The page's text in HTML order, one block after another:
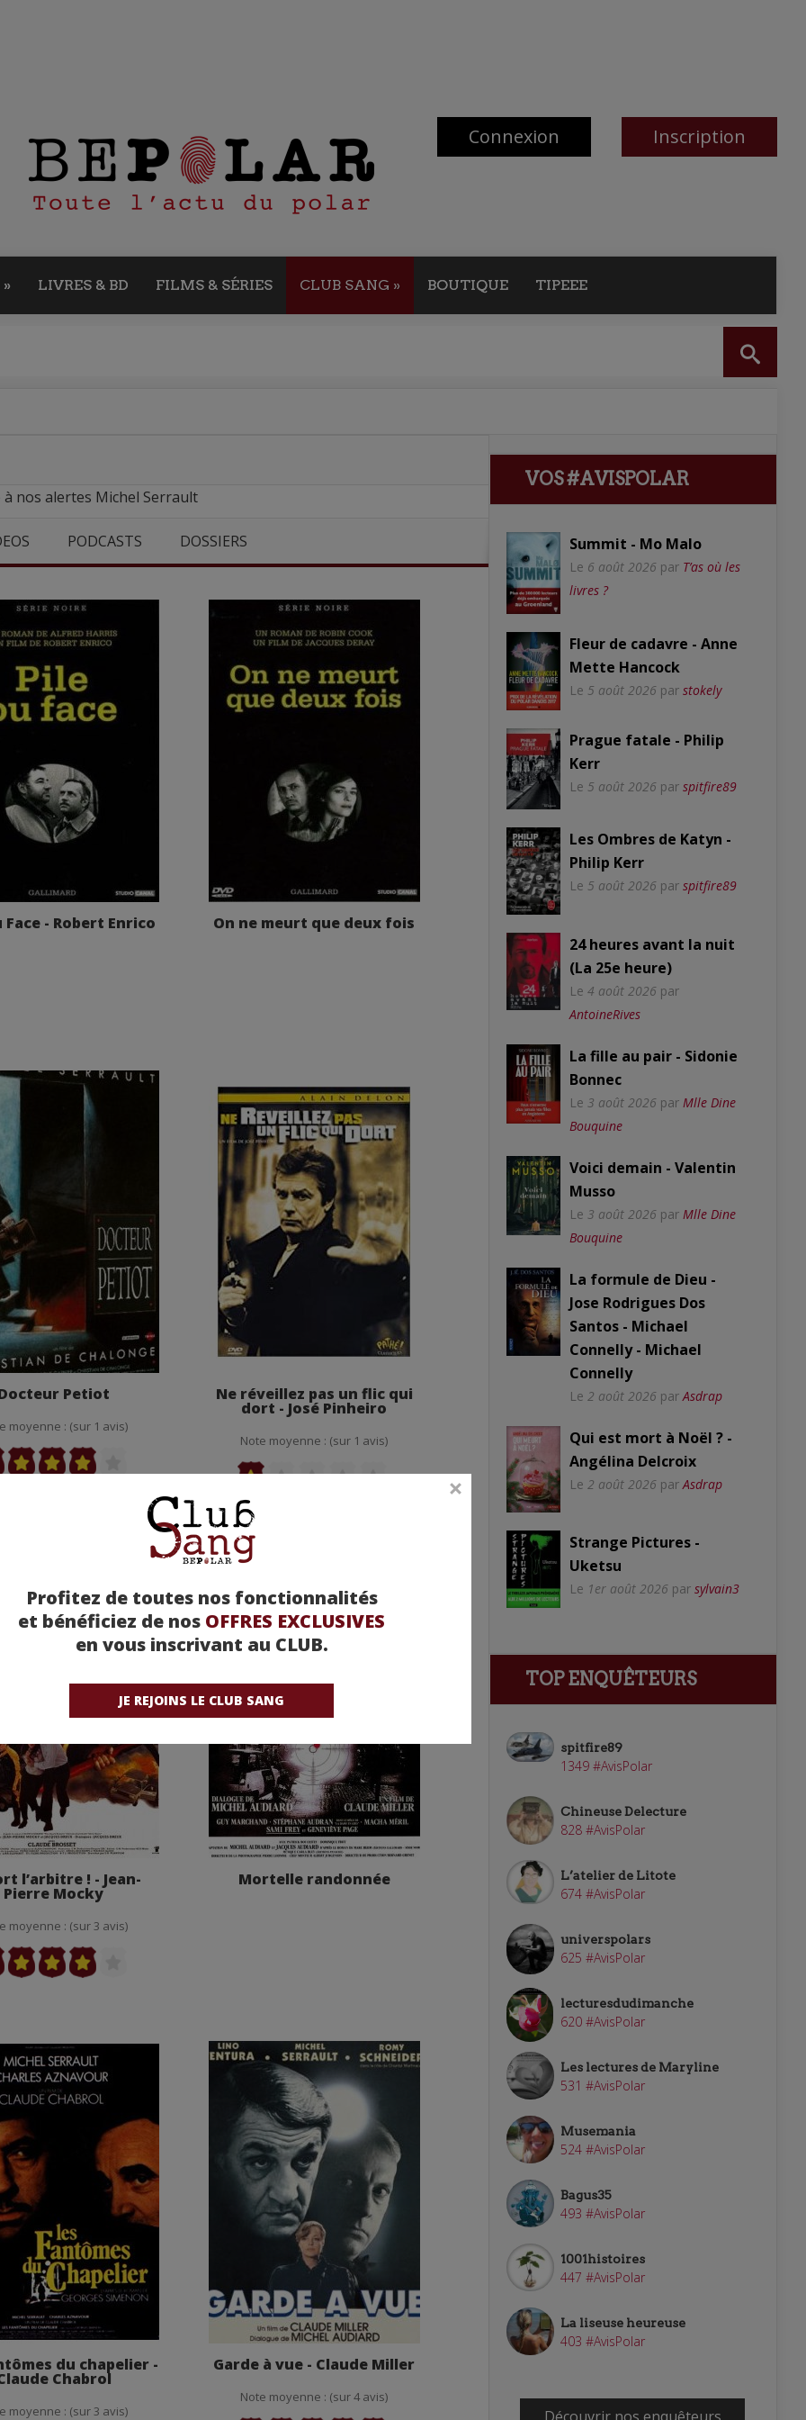
Connexion Inscription
» LIVRES & BD FILMS & SÉRIES CLUB SANG » BOUTIQUE TIPEEE
Profitez de toutes nos fonctionnalités
et bénéficiez de nos OFFRES EXCLUSIVES
en vous inscrivant au CLUB.
JE REJOINS LE CLUB SANG
nos alertes Michel Serrault
PODCASTS DOSSIERS
Face - Robert Enrico On ne meurt que deux fois
Petiot
moyenne : (sur 1 avis)
Ne réveillez pas un flic qui
dort - José Pinheiro
Note moyenne : (sur 1 avis)
l’arbitre ! - Jean-
Pierre Mocky
moyenne : (sur 3 avis)
Mortelle randonnée
du chapelier -
Chabrol
moyenne : (sur 3 avis)
Garde à vue - Claude Miller
Note moyenne : (sur 4 avis)
VOS #AVISPOLAR
Summit - Mo Malo
Le 6 août 2026 par T’as où les
livres ?
Fleur de cadavre - Anne
Mette Hancock
Le 5 août 2026 par stokely
Prague fatale - Philip
Kerr
Le 5 août 2026 par spitfire89
Les Ombres de Katyn -
Philip Kerr
Le 5 août 2026 par spitfire89
24 heures avant la nuit
(La 25e heure)
Le 4 août 2026 par
AntoineRives
La fille au pair - Sidonie
Bonnec
Le 3 août 2026 par Mlle Dine
Bouquine
Voici demain - Valentin
Musso
Le 3 août 2026 par Mlle Dine
Bouquine
La formule de Dieu -
Jose Rodrigues Dos
Santos - Michael
Connelly - Michael
Connelly
Le 2 août 2026 par Asdrap
Qui est mort à Noël ? -
Angélina Delcroix
Le 2 août 2026 par Asdrap
Strange Pictures -
Uketsu
Le 1er août 2026 par sylvain3
TOP ENQUÊTEURS
spitfire89
1349 #AvisPolar
Chineuse Delecture
828 #AvisPolar
L’atelier de Litote
674 #AvisPolar
universpolars
625 #AvisPolar
lecturesdudimanche
620 #AvisPolar
Les lectures de Maryline
531 #AvisPolar
Musemania
524 #AvisPolar
Bagus35
493 #AvisPolar
1001histoires
447 #AvisPolar
La liseuse heureuse
403 #AvisPolar